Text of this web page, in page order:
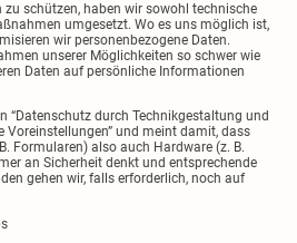
zu schützen, haben wir sowohl technische
umgesetzt. Wo es uns möglich ist,
wir personenbezogene Daten.
unserer Möglichkeiten so schwer wie
Daten auf persönliche Informationen
“Datenschutz durch Technikgestaltung und
und meint damit, dass
Formularen) also auch Hardware (z. B.
an Sicherheit denkt und entsprechende
gehen wir, falls erforderlich, noch auf